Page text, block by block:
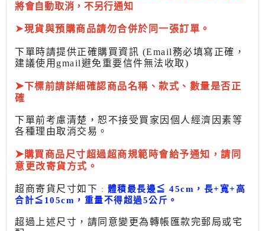
將會自動取消，不另行通知
➤現貨與預購商品請勿合併於同一張訂單。
下單時請提供正確購買資訊 (Email務必填寫正確，
建議使用gmail避免重要信件無法收取)
➤下標前請詳細確認商品名稱、款式、數量是否正
確
下單前考慮清楚，恕不接受買家因個人經濟因素等
各種理由取消交易。
➤購買商品尺寸超過超商規範時會給予通知，請同
意更改寄貨方式。
超商寄貨尺寸如下 : 體積最長邊≦ 45cm，長+寬+高
合計≦ 105cm， 重量不得超過5公斤 。
超過上述尺寸，請同意變更為轉帳匯款完郵局或宅